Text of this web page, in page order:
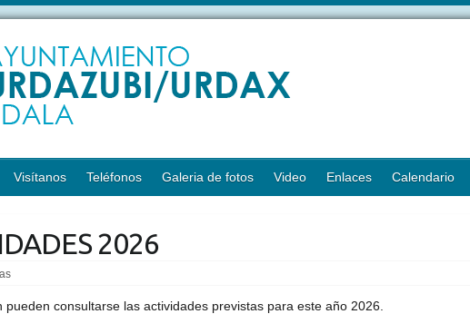
Visítanos Teléfonos Galeria de fotos Video Enlaces Calendario
2026
pueden consultarse las actividades previstas para este año 2026.